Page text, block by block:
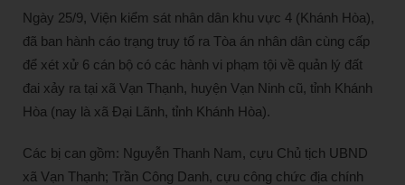
Ngày 25/9, Viện kiểm sát nhân dân khu vực 4 (Khánh Hòa),
đã ban hành cáo trạng truy tố ra Tòa án nhân dân cùng cấp
để xét xử 6 cán bộ có các hành vi phạm tội về quản lý đất
đai xảy ra tại xã Vạn Thạnh, huyện Vạn Ninh cũ, tỉnh Khánh
Hòa (nay là xã Đại Lãnh, tỉnh Khánh Hòa).
Các bị can gồm: Nguyễn Thanh Nam, cựu Chủ tịch UBND
xã Vạn Thạnh; Trần Công Danh, cựu công chức địa chính